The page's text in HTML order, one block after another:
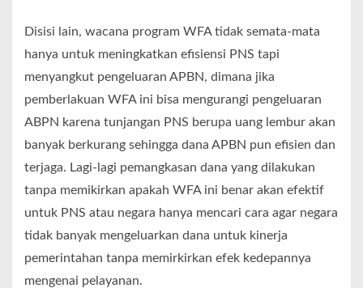
Disisi lain, wacana program WFA tidak semata-mata
hanya untuk meningkatkan efisiensi PNS tapi
menyangkut pengeluaran APBN, dimana jika
pemberlakuan WFA ini bisa mengurangi pengeluaran
ABPN karena tunjangan PNS berupa uang lembur akan
banyak berkurang sehingga dana APBN pun efisien dan
terjaga. Lagi-lagi pemangkasan dana yang dilakukan
tanpa memikirkan apakah WFA ini benar akan efektif
untuk PNS atau negara hanya mencari cara agar negara
tidak banyak mengeluarkan dana untuk kinerja
pemerintahan tanpa memirkirkan efek kedepannya
mengenai pelayanan.